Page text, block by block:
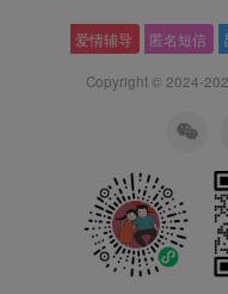
爱情辅导 匿名短信
Copyright © 2024-